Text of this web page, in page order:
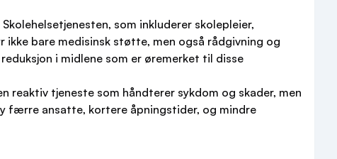
som inkluderer skolepleier,
bare medisinsk støtte, men også rådgivning og
i midlene som er øremerket til disse
reaktiv tjeneste som håndterer sykdom og skader, men
færre ansatte, kortere åpningstider, og mindre